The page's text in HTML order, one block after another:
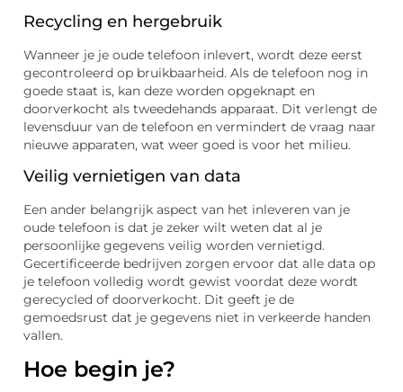
Recycling en hergebruik
Wanneer je je oude telefoon inlevert, wordt deze eerst
gecontroleerd op bruikbaarheid. Als de telefoon nog in
goede staat is, kan deze worden opgeknapt en
doorverkocht als tweedehands apparaat. Dit verlengt de
levensduur van de telefoon en vermindert de vraag naar
nieuwe apparaten, wat weer goed is voor het milieu.
Veilig vernietigen van data
Een ander belangrijk aspect van het inleveren van je
oude telefoon is dat je zeker wilt weten dat al je
persoonlijke gegevens veilig worden vernietigd.
Gecertificeerde bedrijven zorgen ervoor dat alle data op
je telefoon volledig wordt gewist voordat deze wordt
gerecycled of doorverkocht. Dit geeft je de
gemoedsrust dat je gegevens niet in verkeerde handen
vallen.
Hoe begin je?